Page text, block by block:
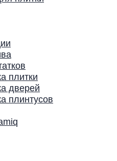
плитки
дверей
плинтусов